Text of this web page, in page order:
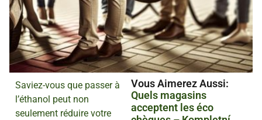
Saviez-vous que passer à
l’éthanol peut non
seulement réduire votre
Vous Aimerez Aussi :
Quels magasins
acceptent les éco